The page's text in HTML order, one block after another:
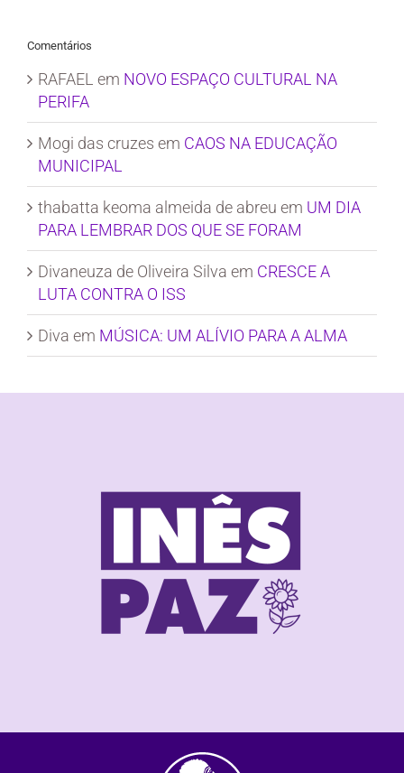
Comentários
RAFAEL em NOVO ESPAÇO CULTURAL NA
PERIFA
Mogi das cruzes em CAOS NA EDUCAÇÃO
MUNICIPAL
thabatta keoma almeida de abreu em UM DIA
PARA LEMBRAR DOS QUE SE FORAM
Divaneuza de Oliveira Silva em CRESCE A
LUTA CONTRA O ISS
Diva em MÚSICA: UM ALÍVIO PARA A ALMA